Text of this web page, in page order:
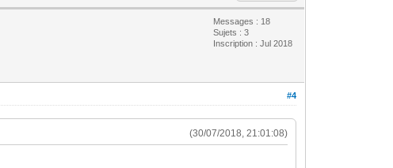
Messages : 18
Sujets : 3
Inscription : Jul 2018
#4
(30/07/2018, 21:01:08)